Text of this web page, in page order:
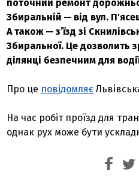
поточний ремонт
Збиральній — від вул.
А також — з’їзд зі
Збиральної. Це дозволить
ділянці безпечним для
Про це повідомляє
На час робіт проїзд для
однак рух може бути